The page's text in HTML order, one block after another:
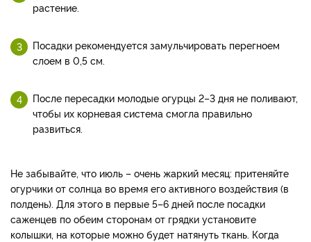
растение.
Посадки рекомендуется замульчировать перегноем
слоем в 0,5 см.
После пересадки молодые огурцы 2–3 дня не поливают,
чтобы их корневая система смогла правильно
развиться.
Не забывайте, что июль – очень жаркий месяц: притеняйте
огурчики от солнца во время его активного воздействия (в
полдень). Для этого в первые 5–6 дней после посадки
саженцев по обеим сторонам от грядки установите
колышки, на которые можно будет натянуть ткань. Когда